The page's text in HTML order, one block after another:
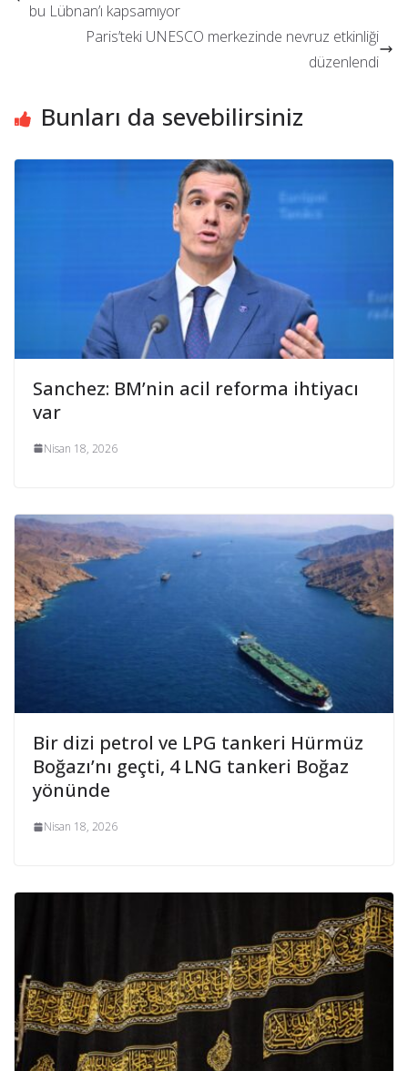
bu Lübnan’ı kapsamıyor
Paris’teki UNESCO merkezinde nevruz etkinliği
düzenlendi
Bunları da sevebilirsiniz
Sanchez: BM’nin acil reforma ihtiyacı
var
Nisan 18, 2026
Bir dizi petrol ve LPG tankeri Hürmüz
Boğazı’nı geçti, 4 LNG tankeri Boğaz
yönünde
Nisan 18, 2026